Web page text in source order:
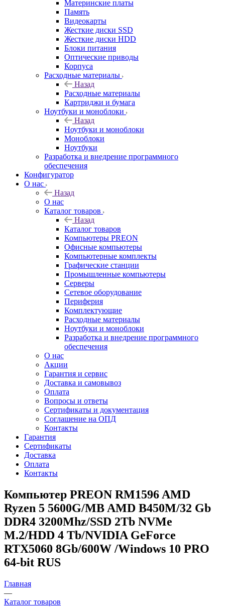
Материнские платы
Память
Видеокарты
Жесткие диски SSD
Жесткие диски HDD
Блоки питания
Оптические приводы
Корпуса
Расходные материалы
Назад
Расходные материалы
Картриджи и бумага
Ноутбуки и моноблоки
Назад
Ноутбуки и моноблоки
Моноблоки
Ноутбуки
Разработка и внедрение программного
обеспечения
Конфигуратор
О нас
Назад
О нас
Каталог товаров
Назад
Каталог товаров
Компьютеры PREON
Офисные компьютеры
Компьютерные комплекты
Графические станции
Промышленные компьютеры
Серверы
Сетевое оборудование
Периферия
Комплектующие
Расходные материалы
Ноутбуки и моноблоки
Разработка и внедрение программного
обеспечения
О нас
Акции
Гарантия и сервис
Доставка и самовывоз
Оплата
Вопросы и ответы
Сертификаты и документация
Соглашение на ОПД
Контакты
Гарантия
Сертификаты
Доставка
Оплата
Контакты
Компьютер PREON RM1596 AMD
Ryzen 5 5600G/MB AMD B450M/32 Gb
DDR4 3200Mhz/SSD 2Tb NVMe
M.2/HDD 4 Tb/NVIDIA GeForce
RTX5060 8Gb/600W /Windows 10 PRO
64-bit RUS
Главная
—
Каталог товаров